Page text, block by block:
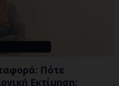
Πότε
Εκτίμηση;